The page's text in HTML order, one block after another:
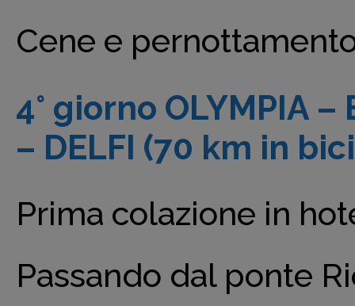
Cene e
4° giorno OLYMPIA –
– DELFI (70 km in
Prima colazione in
Passando dal ponte